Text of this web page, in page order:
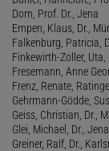
Dorn, Prof. Dr., Jena
Empen, Klaus, Dr.,
Falkenburg, Patricia,
Finkewirth-Zoller,
Fresemann, Anne
Frenz, Renate,
Gehrmann-Gödde,
Geiss, Christian, Dr.,
Glei, Michael, Dr.,
Greiner, Ralf, Dr.,